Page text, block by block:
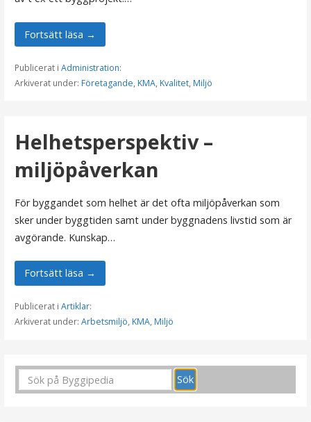
Fortsätt läsa →
Publicerat i Administration:
Arkiverat under: Företagande, KMA, Kvalitet, Miljö
Helhetsperspektiv –
miljöpåverkan
För byggandet som helhet är det ofta miljöpåverkan som
sker under byggtiden samt under byggnadens livstid som är
avgörande. Kunskap…
Fortsätt läsa →
Publicerat i Artiklar:
Arkiverat under: Arbetsmiljö, KMA, Miljö